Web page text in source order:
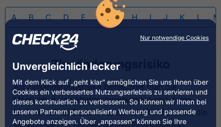
Nur notwendige Cookies
Unvergleichlich lecker
Mit dem Klick auf „geht klar” ermöglichen Sie uns Ihnen über
Cookies ein verbessertes Nutzungserlebnis zu servieren und
dieses kontinuierlich zu verbessern. So können wir Ihnen bei
unseren Partnern personalisierte Werbung und passende
Angebote anzeigen. Über „anpassen” können Sie Ihre
A B C D E F G H I J K L M
Zinsänderungsrisiko
Als Zinsänderungsrisiko bezeichnet man die
Möglichkeit von Marktschwankungen und deren
Einfluss auf die Darlehenszinsen. Verändern sich die
Marktzinsen für ein bestimmtes Finanzprodukt,